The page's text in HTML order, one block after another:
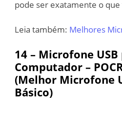
pode ser exatamente o
Leia também: Melhores
14 – Microfone USB
Computador –
(Melhor Microfone
Básico)